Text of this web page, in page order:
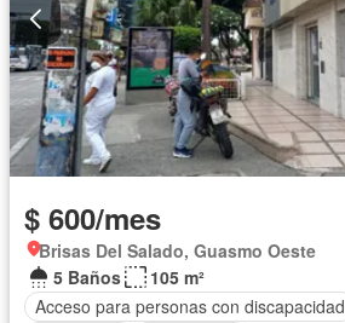
$ 600/mes
Brisas Del Salado, Guasmo Oeste
5 Baños
105 m²
Acceso para personas con discapacidad